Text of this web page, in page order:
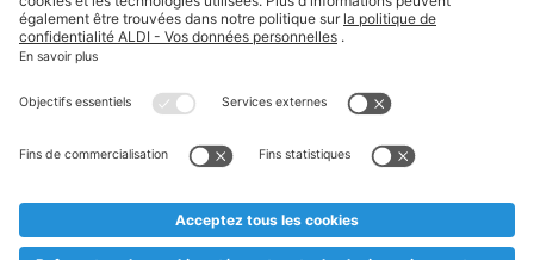
Textes marqués d'un astérisque et mentions légales
* Nous vendons ces articles temporairement et jusqu'à
au cas où, malgré le planning bien étudié, nous serions
prématurément en rupture de stock. Prix Recupel et TVA incl.
** Sur ce site, l’utilisation de la forme masculine a été adoptée